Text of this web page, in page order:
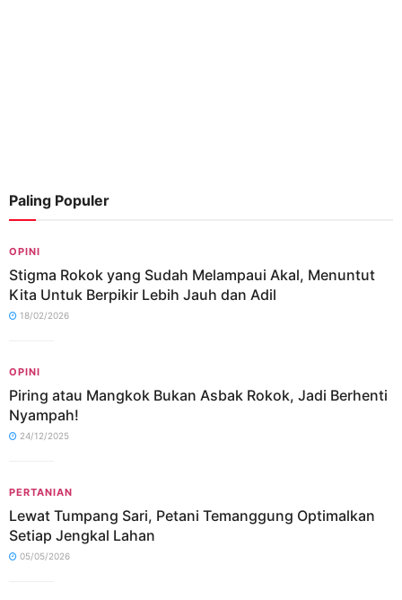
Paling Populer
OPINI
Stigma Rokok yang Sudah Melampaui Akal, Menuntut
Kita Untuk Berpikir Lebih Jauh dan Adil
18/02/2026
OPINI
Piring atau Mangkok Bukan Asbak Rokok, Jadi Berhenti
Nyampah!
24/12/2025
PERTANIAN
Lewat Tumpang Sari, Petani Temanggung Optimalkan
Setiap Jengkal Lahan
05/05/2026